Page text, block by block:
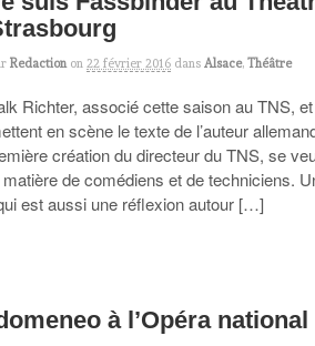
Redaction on 22 février 2016 dans Alsace,Théâtre
Richter, associé cette saison au TNS,
en scène le texte de l’auteur
création du directeur du TNS, se
de comédiens et de techniciens.
est aussi une réflexion autour […]
à l’Opéra